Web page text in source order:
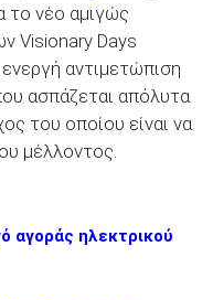
το νέο αμιγώς
Visionary Days
αντιμετώπιση
ασπάζεται απόλυτα
του οποίου είναι να
μέλλοντος.
αγοράς ηλεκτρικού